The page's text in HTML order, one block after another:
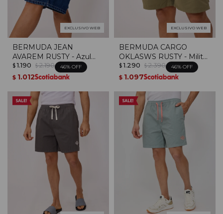
EXCLUSIVO WEB
BERMUDA JEAN
AVAREM RUSTY - Azul
Oscuro
$ 1.190 $ 2.190 46
$ 1.012
EXCLUSIVO WEB
BERMUDA CARGO
OKLASWS RUSTY - Militar
Claro
$ 1.290 $ 2.390 46
$ 1.097